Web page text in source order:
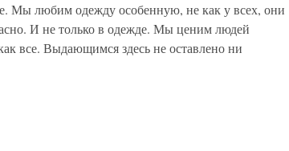
Мы любим одежду особенную, не как у всех, они
И не только в одежде. Мы ценим людей
все. Выдающимся здесь не оставлено ни